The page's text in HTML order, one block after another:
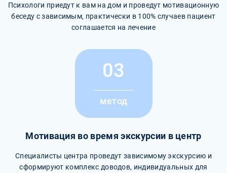
Психологи приедут к вам на дом и проведут мотивационную
беседу с зависимым, практически в 100% случаев пациент
соглашается на лечение
03
метод
Мотивация во время экскурсии в центр
Специалисты центра проведут зависимому экскурсию и
сформируют комплекс доводов, индивидуальных для